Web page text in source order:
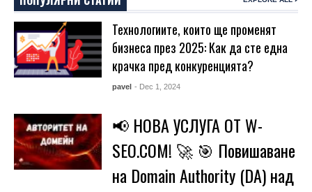
Технологиите, които ще променят
бизнеса през 2025: Как да сте една
крачка пред конкуренцията?
pavel - Dec 1, 2024
📢 НОВА УСЛУГА ОТ W-
SEO.COM! 🚀 🎯 Повишаване
на Domain Authority (DA) над